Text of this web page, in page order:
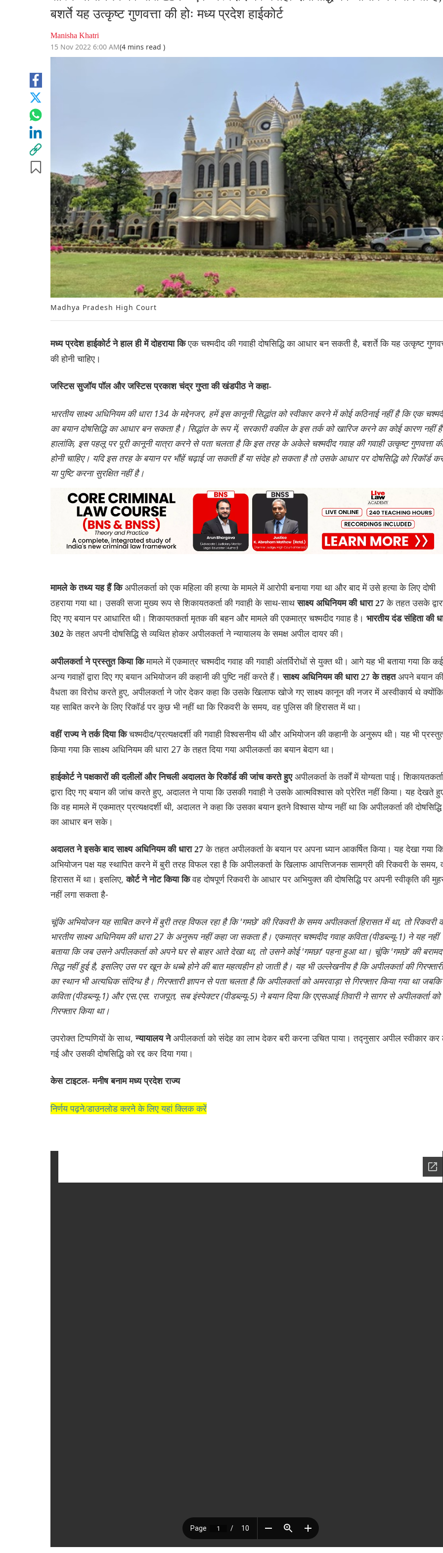
बशर्ते यह उत्कृष्ट गुणवत्ता की होः मध्य प्रदेश हाईकोर्ट
Manisha Khatri
15 Nov 2022 6:00 AM(4 mins read )
Madhya Pradesh High Court
मध्य प्रदेश हाईकोर्ट ने हाल ही में दोहराया किएक चश्मदीद की गवाही दोषसिद्धि का आधार बन सकती है, बशर्ते कि यह उत्कृष्ट
की होनी चाहिए।
जस्टिस सुजॉय पॉल और जस्टिस प्रकाश चंद्र गुप्ता की खंडपीठ ने कहा-
भारतीय साक्ष्य अधिनियम की धारा 134 के मद्देनजर, हमें इस कानूनी सिद्धांत को स्वीकार करने में कोई कठिनाई नहीं है कि एक
का बयान दोषसिद्धि का आधार बन सकता है। सिद्धांत के रूप में, सरकारी वकील के इस तर्क को खारिज करने का कोई कारण नहीं
हालांकि, इस पहलू पर पूरी कानूनी यात्रा करने से पता चलता है कि इस तरह के अकेले चश्मदीद गवाह की गवाही उत्कृष्ट गुणवत्ता की
होनी चाहिए। यदि इस तरह के बयान पर भौंहें चढ़ाई जा सकती हैं या संदेह हो सकता है तो उसके आधार पर दोषसिद्धि को रिकॉर्ड
या पुष्टि करना सुरक्षित नहीं है।
मामले के तथ्य यह हैं किअपीलकर्ता को एक महिला की हत्या के मामले में आरोपी बनाया गया था और बाद में उसे हत्या के लिए दोषी
ठहराया गया था। उसकी सजा मुख्य रूप से शिकायतकर्ता की गवाही के साथ-साथ साक्ष्य अधिनियम की धारा 27 के तहत उसके
दिए गए बयान पर आधारित थी। शिकायतकर्ता मृतक की बहन और मामले की एकमात्र चश्मदीद गवाह है। भारतीय दंड संहिता की
302 के तहत अपनी दोषसिद्धि से व्यथित होकर अपीलकर्ता ने न्यायालय के समक्ष अपील दायर की।
अपीलकर्ता ने प्रस्तुत किया किमामले में एकमात्र चश्मदीद गवाह की गवाही अंतर्विरोधों से युक्त थी। आगे यह भी बताया गया कि कई
अन्य गवाहों द्वारा दिए गए बयान अभियोजन की कहानी की पुष्टि नहीं करते हैं। साक्ष्य अधिनियम की धारा 27 के तहत अपने बयान की
वैधता का विरोध करते हुए, अपीलकर्ता ने जोर देकर कहा कि उसके खिलाफ खोजे गए साक्ष्य कानून की नजर में अस्वीकार्य थे क्योंकि
यह साबित करने के लिए रिकॉर्ड पर कुछ भी नहीं था कि रिकवरी के समय, वह पुलिस की हिरासत में था।
वहीं राज्य ने तर्क दिया किचश्मदीद/प्रत्यक्षदर्शी की गवाही विश्वसनीय थी और अभियोजन की कहानी के अनुरूप थी। यह भी
किया गया कि साक्ष्य अधिनियम की धारा 27 के तहत दिया गया अपीलकर्ता का बयान बेदाग था।
हाईकोर्ट ने पक्षकारों की दलीलों और निचली अदालत के रिकॉर्ड की जांच करते हुएअपीलकर्ता के तर्कों में योग्यता पाई। शिकायतकर्ता
द्वारा दिए गए बयान की जांच करते हुए, अदालत ने पाया कि उसकी गवाही ने उसके आत्मविश्वास को प्रेरित नहीं किया। यह देखते
कि वह मामले में एकमात्र प्रत्यक्षदर्शी थी, अदालत ने कहा कि उसका बयान इतने विश्वास योग्य नहीं था कि अपीलकर्ता की दोषसिद्धि
का आधार बन सके।
अदालत ने इसके बाद साक्ष्य अधिनियम की धारा 27 के तहत अपीलकर्ता के बयान पर अपना ध्यान आकर्षित किया। यह देखा गया
अभियोजन पक्ष यह स्थापित करने में बुरी तरह विफल रहा है कि अपीलकर्ता के खिलाफ आपत्तिजनक सामग्री की रिकवरी के समय,
हिरासत में था। इसलिए,कोर्ट ने नोट किया किवह दोषपूर्ण रिकवरी के आधार पर अभियुक्त की दोषसिद्धि पर अपनी स्वीकृति की
नहीं लगा सकता है-
चूंकि अभियोजन यह साबित करने में बुरी तरह विफल रहा है कि 'गमछे' की रिकवरी के समय अपीलकर्ता हिरासत में था, तो रिकवरी
भारतीय साक्ष्य अधिनियम की धारा 27 के अनुरूप नहीं कहा जा सकता है। एकमात्र चश्मदीद गवाह कविता (पीडब्ल्यू-1) ने यह नहीं
बताया कि जब उसने अपीलकर्ता को अपने घर से बाहर आते देखा था, तो उसने कोई 'गमछा' पहना हुआ था। चूंकि 'गमछे' की
सिद्ध नहीं हुई है, इसलिए उस पर खून के धब्बे होने की बात महत्वहीन हो जाती है। यह भी उल्लेखनीय है कि अपीलकर्ता की गिरफ्तारी
का स्थान भी अत्यधिक संदिग्ध है। गिरफ्तारी ज्ञापन से पता चलता है कि अपीलकर्ता को अमरवाड़ा से गिरफ्तार किया गया था जबकि
कविता (पीडब्ल्यू-1) और एस.एस. राजपूत, सब इंस्पेक्टर (पीडब्ल्यू-5) ने बयान दिया कि एएसआई तिवारी ने सागर से अपीलकर्ता को
गिरफ्तार किया था।
उपरोक्त टिप्पणियों के साथ,न्यायालय नेअपीलकर्ता को संदेह का लाभ देकर बरी करना उचित पाया। तद्नुसार अपील स्वीकार कर
गई और उसकी दोषसिद्धि को रद्द कर दिया गया।
केस टाइटल- मनीष बनाम मध्य प्रदेश राज्य
निर्णय पढ़ने/डाउनलोड करने के लिए यहां क्लिक करें